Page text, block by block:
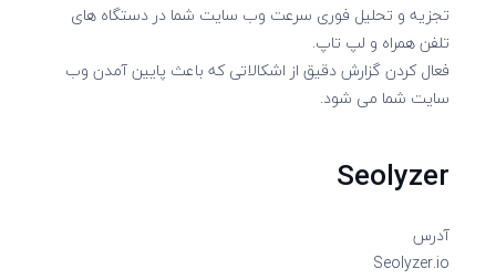
تجزیه و تحلیل فوری سرعت وب سایت شما در دستگاه های
تلفن همراه و لپ تاپ.
فعال کردن گزارش دقیق از اشکالاتی که باعث پایین آمدن وب
سایت شما می شود.
Seolyzer
آدرس
Seolyzer.io